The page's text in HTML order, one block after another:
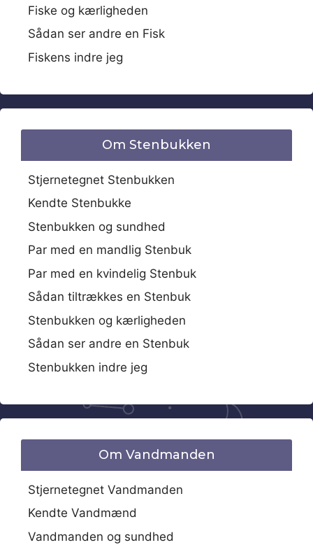
Fiske og kærligheden
Sådan ser andre en Fisk
Fiskens indre jeg
Om Stenbukken
Stjernetegnet Stenbukken
Kendte Stenbukke
Stenbukken og sundhed
Par med en mandlig Stenbuk
Par med en kvindelig Stenbuk
Sådan tiltrækkes en Stenbuk
Stenbukken og kærligheden
Sådan ser andre en Stenbuk
Stenbukken indre jeg
Om Vandmanden
Stjernetegnet Vandmanden
Kendte Vandmænd
Vandmanden og sundhed